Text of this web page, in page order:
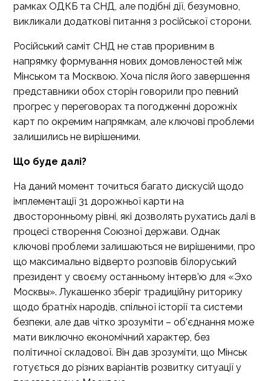
рамках ОДКБ та СНД, але подібні дії, безумовно,
викликали додаткові питання з російської сторони.
Російський саміт СНД не став проривним в
напрямку формування нових домовленостей між
Мінськом та Москвою. Хоча після його завершення
представники обох сторін говорили про певний
прогрес у переговорах та погодженні дорожніх
карт по окремим напрямкам, але ключові проблеми
залишились не вирішеними.
Що буде далі?
На даний момент точиться багато дискусій щодо
імплементації 31 дорожньої карти на
двосторонньому рівні, які дозволять рухатись далі в
процесі створення Союзної держави. Однак
ключові проблеми залишаються не вирішеними, про
що максимально відверто розповів білоруський
президент у своєму останньому інтерв’ю для «Эхо
Москвы». Лукашенко зберіг традиційну риторику
щодо братніх народів, спільної історії та системи
безпеки, але дав чітко зрозуміти – об’єднання може
мати виключно економічний характер, без
політичної складової. Він дав зрозуміти, що Мінськ
готується до різних варіантів розвитку ситуації у